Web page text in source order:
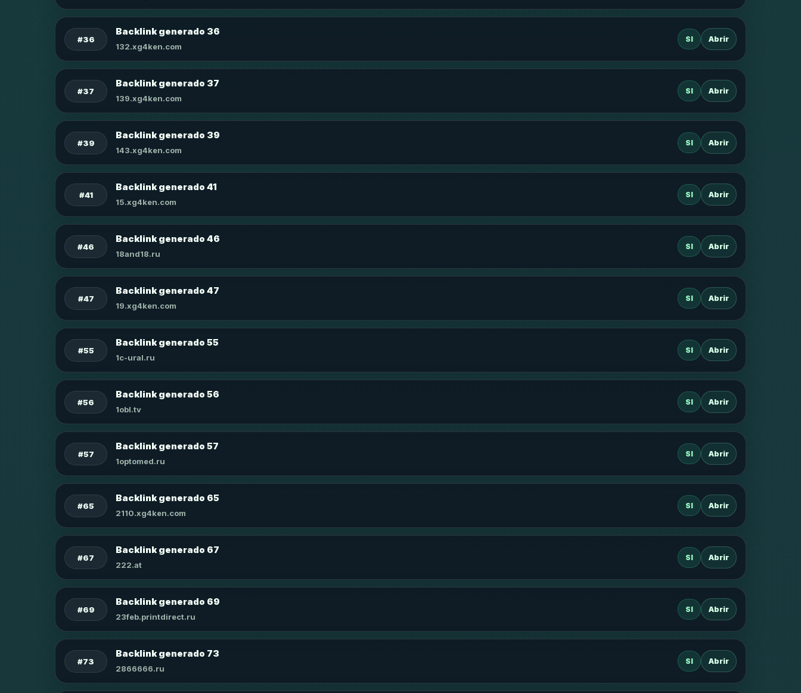
#36
Backlink generado 36
132.xg4ken.com
SI Abrir
#37
Backlink generado 37
139.xg4ken.com
SI Abrir
#39
Backlink generado 39
143.xg4ken.com
SI Abrir
#41
Backlink generado 41
15.xg4ken.com
SI Abrir
#46
Backlink generado 46
18and18.ru
SI Abrir
#47
Backlink generado 47
19.xg4ken.com
SI Abrir
#55
Backlink generado 55
1c-ural.ru
SI Abrir
#56
Backlink generado 56
1obl.tv
SI Abrir
#57
Backlink generado 57
1optomed.ru
SI Abrir
#65
Backlink generado 65
2110.xg4ken.com
SI Abrir
#67
Backlink generado 67
222.at
SI Abrir
#69
Backlink generado 69
23feb.printdirect.ru
SI Abrir
#73
Backlink generado 73
2866666.ru
SI Abrir